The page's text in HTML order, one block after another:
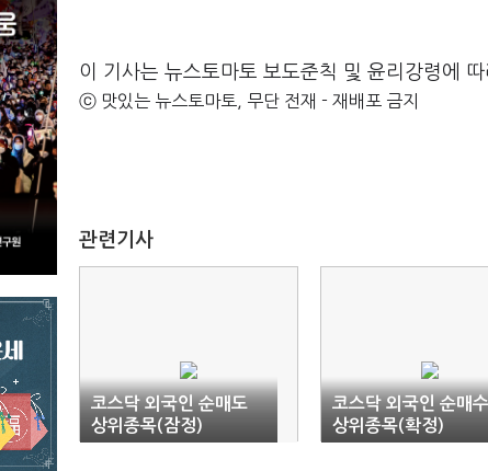
이 기사는 뉴스토마토 보도준칙 및 윤리강령에
ⓒ 맛있는 뉴스토마토, 무단 전재 - 재배포 금지
관련기사
코스닥 외국인 순매도
상위종목(잠정)
코스닥 외국인 순매수
상위종목(확정)